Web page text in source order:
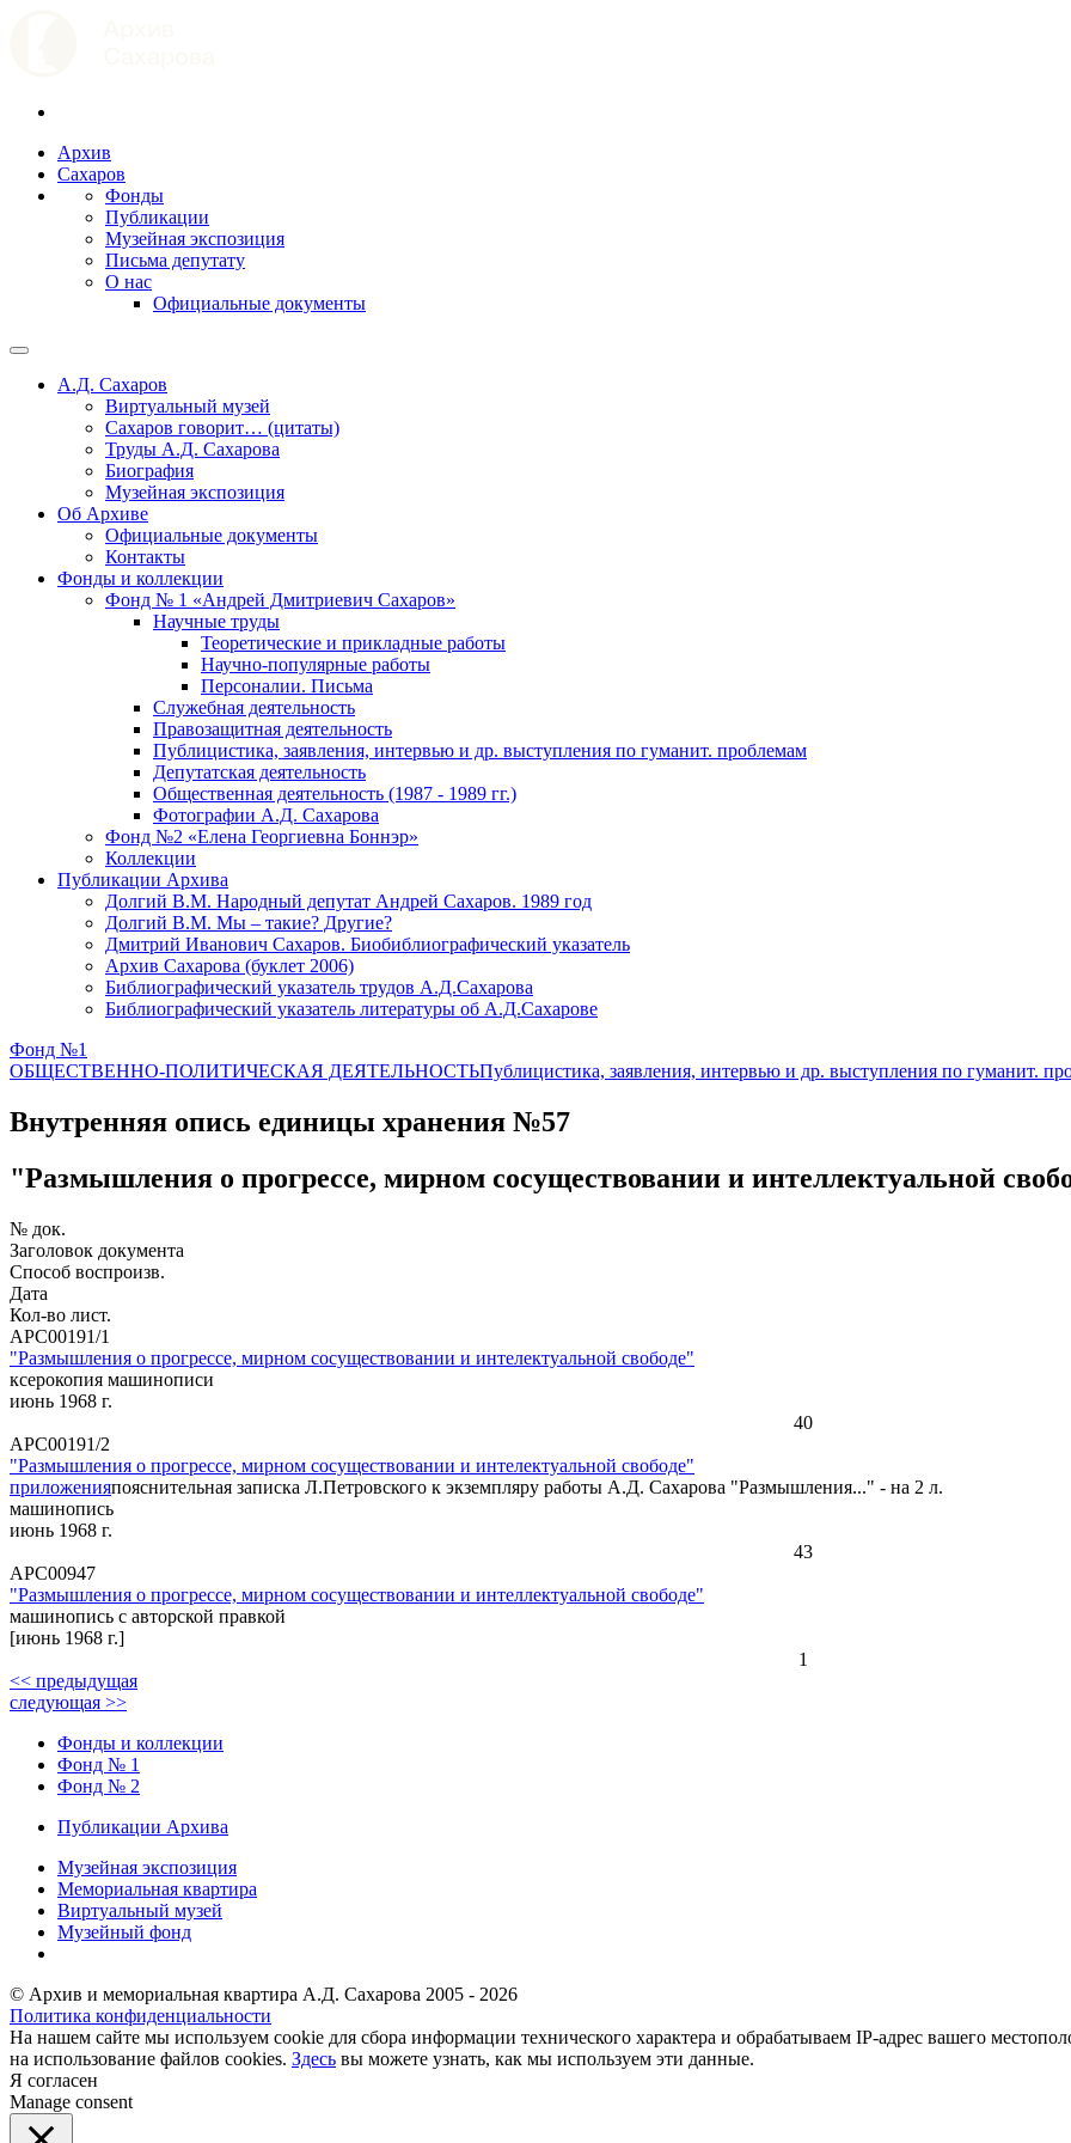
Архив
Сахаров
Фонды
Публикации
Музейная экспозиция
Письма депутату
О нас
Официальные документы
А.Д. Сахаров
Виртуальный музей
Сахаров говорит… (цитаты)
Труды А.Д. Сахарова
Биография
Музейная экспозиция
Об Архиве
Официальные документы
Контакты
Фонды и коллекции
Фонд № 1 «Андрей Дмитриевич Сахаров»
Научные труды
Теоретические и прикладные работы
Научно-популярные работы
Персоналии. Письма
Служебная деятельность
Правозащитная деятельность
Публицистика, заявления, интервью и др. выступления по гуманит. проблемам
Депутатская деятельность
Общественная деятельность (1987 - 1989 гг.)
Фотографии А.Д. Сахарова
Фонд №2 «Елена Георгиевна Боннэр»
Коллекции
Публикации Архива
Долгий В.М. Народный депутат Андрей Сахаров. 1989 год
Долгий В.М. Мы – такие? Другие?
Дмитрий Иванович Сахаров. Биобиблиографический указатель
Архив Сахарова (буклет 2006)
Библиографический указатель трудов А.Д.Сахарова
Библиографический указатель литературы об А.Д.Сахарове
Фонд №1
ОБЩЕСТВЕННО-ПОЛИТИЧЕСКАЯ ДЕЯТЕЛЬНОСТЬПублицистика, заявления, интервью и др. выступления по гуманит.
Внутренняя опись единицы хранения №57
"Размышления о прогрессе, мирном сосуществовании и интеллектуальной
№ док.
Заголовок документа
Способ воспроизв.
Дата
Кол-во лист.
АРС00191/1
"Размышления о прогрессе, мирном сосуществовании и интелектуальной свободе"
ксерокопия машинописи
июнь 1968 г.
40
АРС00191/2
"Размышления о прогрессе, мирном сосуществовании и интелектуальной свободе"
приложенияпояснительная записка Л.Петровского к экземпляру работы А.Д. Сахарова "Размышления..." - на 2 л.
машинопись
июнь 1968 г.
43
АРС00947
"Размышления о прогрессе, мирном сосуществовании и интеллектуальной свободе"
машинопись с авторской правкой
[июнь 1968 г.]
1
<< предыдущая
следующая >>
Фонды и коллекции
Фонд № 1
Фонд № 2
Публикации Архива
Музейная экспозиция
Мемориальная квартира
Виртуальный музей
Музейный фонд
© Архив и мемориальная квартира А.Д. Сахарова 2005 - 2026
Политика конфиденциальности
На нашем сайте мы используем cookie для сбора информации технического характера и обрабатываем IP-адрес вашего
на использование файлов cookies. Здесь вы можете узнать, как мы используем эти данные.
Я согласен
Manage consent